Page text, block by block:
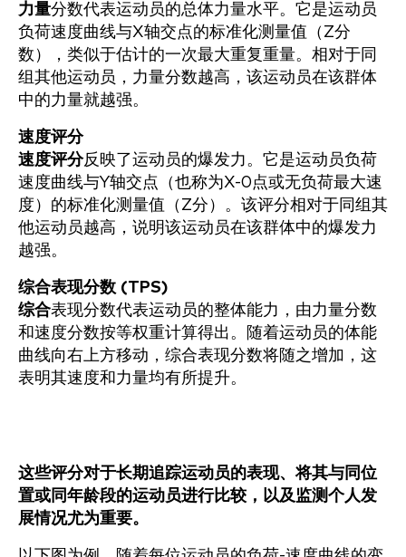
力量分数代表运动员的总体力量水平。它是运动员
负荷速度曲线与X轴交点的标准化测量值（Z分
数），类似于估计的一次最大重复重量。相对于同
组其他运动员，力量分数越高，该运动员在该群体
中的力量就越强。
速度评分
速度评分反映了运动员的爆发力。它是运动员负荷
速度曲线与Y轴交点（也称为X-0点或无负荷最大速
度）的标准化测量值（Z分）。该评分相对于同组其
他运动员越高，说明该运动员在该群体中的爆发力
越强。
综合表现分数 (TPS)
综合表现分数代表运动员的整体能力，由力量分数
和速度分数按等权重计算得出。随着运动员的体能
曲线向右上方移动，综合表现分数将随之增加，这
表明其速度和力量均有所提升。
这些评分对于长期追踪运动员的表现、将其与同位
置或同年龄段的运动员进行比较，以及监测个人发
展情况尤为重要。